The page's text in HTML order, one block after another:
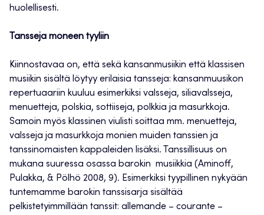
huolellisesti.
Tansseja moneen tyyliin
Kiinnostavaa on, että sekä kansanmusiikin että klassisen
musiikin sisältä löytyy erilaisia tansseja: kansanmuusikon
repertuaariin kuuluu esimerkiksi valsseja, siliavalsseja,
menuetteja, polskia, sottiiseja, polkkia ja masurkkoja.
Samoin myös klassinen viulisti soittaa mm. menuetteja,
valsseja ja masurkkoja monien muiden tanssien ja
tanssinomaisten kappaleiden lisäksi. Tanssillisuus on
mukana suuressa osassa barokin musiikkia (Aminoff,
Pulakka, & Pölhö 2008, 9). Esimerkiksi tyypillinen nykyään
tuntemamme barokin tanssisarja sisältää
pelkistetyimmillään tanssit: allemande – courante –